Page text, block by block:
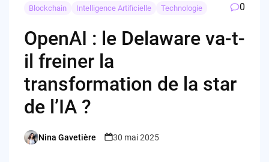
Blockchain Intelligence Artificielle Technologie 0
OpenAI : le Delaware va-t-
il freiner la
transformation de la star
de l’IA ?
Posted
Nina Gavetière 30 mai 2025